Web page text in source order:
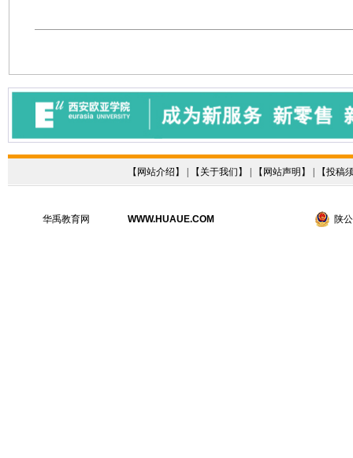
【 网站介绍 】 | 【 关于我们 】 | 【 网站声明 】 | 【投稿
华禹教育网 WWW.HUAUE.COM 陕